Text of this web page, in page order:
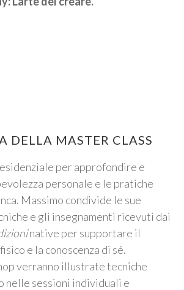
DELLA MASTER CLASS
per approfondire e
personale e le pratiche
Massimo condivide le sue
e gli insegnamenti ricevuti dai
native per supportare il
e la conoscenza di sé.
verranno illustrate tecniche
nelle sessioni individuali e